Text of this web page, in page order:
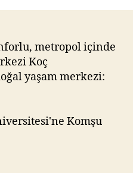
Komşu
Oldu
metropol içinde
Koç
yaşam merkezi: